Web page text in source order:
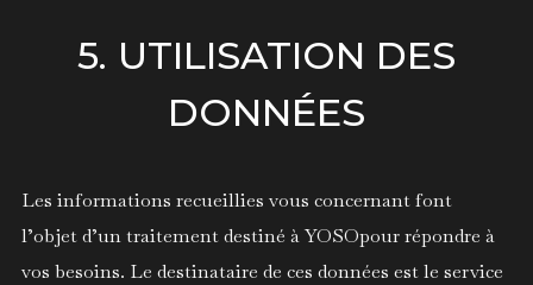
5. UTILISATION DES
DONNÉES
Les informations recueillies vous concernant font
l’objet d’un traitement destiné à YOSOpour répondre à
vos besoins. Le destinataire de ces données est le service